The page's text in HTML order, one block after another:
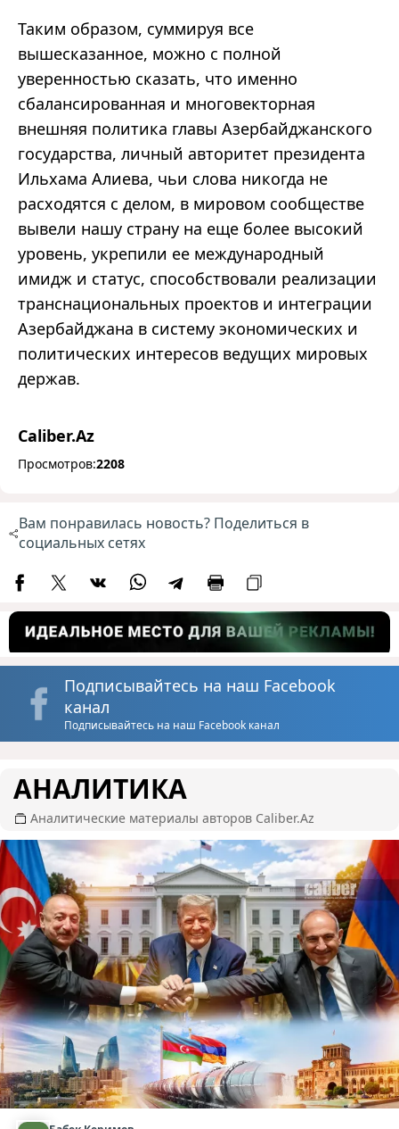
Таким образом, суммируя все
вышесказанное, можно с полной
уверенностью сказать, что именно
сбалансированная и многовекторная
внешняя политика главы Азербайджанского
государства, личный авторитет президента
Ильхама Алиева, чьи слова никогда не
расходятся с делом, в мировом сообществе
вывели нашу страну на еще более высокий
уровень, укрепили ее международный
имидж и статус, способствовали реализации
транснациональных проектов и интеграции
Азербайджана в систему экономических и
политических интересов ведущих мировых
держав.
Caliber.Az
Просмотров:2208
Вам понравилась новость? Поделиться в
социальных сетях
Подписывайтесь на наш Facebook
канал
Подписывайтесь на наш Facebook канал
АНАЛИТИКА
Аналитические материалы авторов Caliber.Az